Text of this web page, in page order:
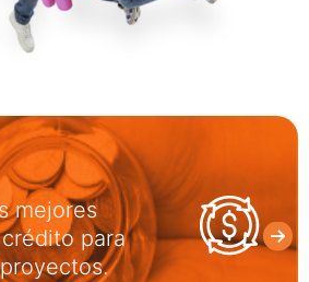
mejores
para